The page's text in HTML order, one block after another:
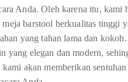
Anda. Oleh karena itu, kami
meja barstool berkualitas tinggi
yang tahan lama dan kokoh.
yang elegan dan modern,
kami akan memberikan sentuhan